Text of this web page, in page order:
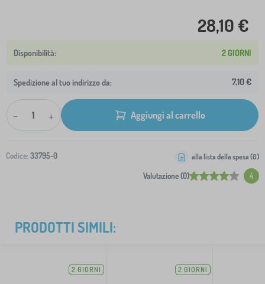
28,10 €
2 GIORNI
Spedizione al tuo indirizzo da: 7,10 €
- + Aggiungi al carrello
Codice: 33795-0
Valutazione (0) 4
alla lista della spesa (0)
PRODOTTI SIMILI:
2 GIORNI 2 GIORNI